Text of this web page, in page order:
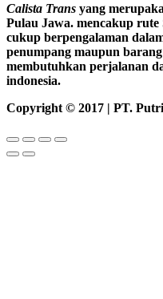
Calista Trans yang
Pulau Jawa. mencakup
cukup berpengalaman
penumpang maupun
membutuhkan perjalanan
indonesia.
Copyright © 2017 | PT.